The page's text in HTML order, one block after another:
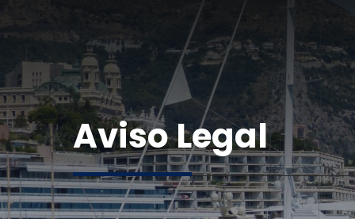
Aviso Legal